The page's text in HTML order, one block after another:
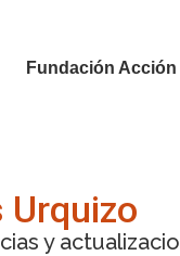
Fundación
y